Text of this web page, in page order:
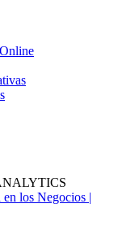
los Negocios |